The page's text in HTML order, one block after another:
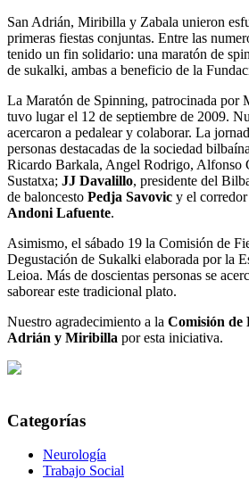
San Adrián, Miribilla y Zabala unieron
primeras fiestas conjuntas. Entre las
tenido un fin solidario: una maratón de
de sukalki, ambas a beneficio de la
La Maratón de Spinning, patrocinada por
tuvo lugar el 12 de septiembre de 2009.
acercaron a pedalear y colaborar. La
personas destacadas de la sociedad
Ricardo Barkala, Angel Rodrigo, Alfonso
Sustatxa; JJ Davalillo, presidente del
de baloncesto Pedja Savovic y el
Andoni Lafuente.
Asimismo, el sábado 19 la Comisión de
Degustación de Sukalki elaborada por la
Leioa. Más de doscientas personas se
saborear este tradicional plato.
Nuestro agradecimiento a la Comisión de
Adrián y Miribilla por esta iniciativa.
Categorías
Neurología
Trabajo Social